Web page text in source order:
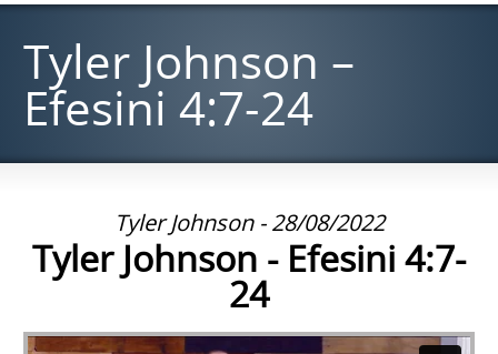
Tyler Johnson –
Efesini 4:7-24
Tyler Johnson - 28/08/2022
Tyler Johnson - Efesini 4:7-
24